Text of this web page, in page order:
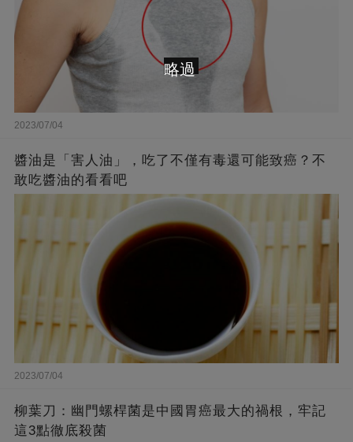
2023/07/04
醬油是「害人油」，吃了不僅有毒還可能致癌？不
敢吃醬油的看看吧
2023/07/04
柳葉刀：幽門螺桿菌是中國胃癌最大的禍根，牢記
這3點徹底殺菌
略過